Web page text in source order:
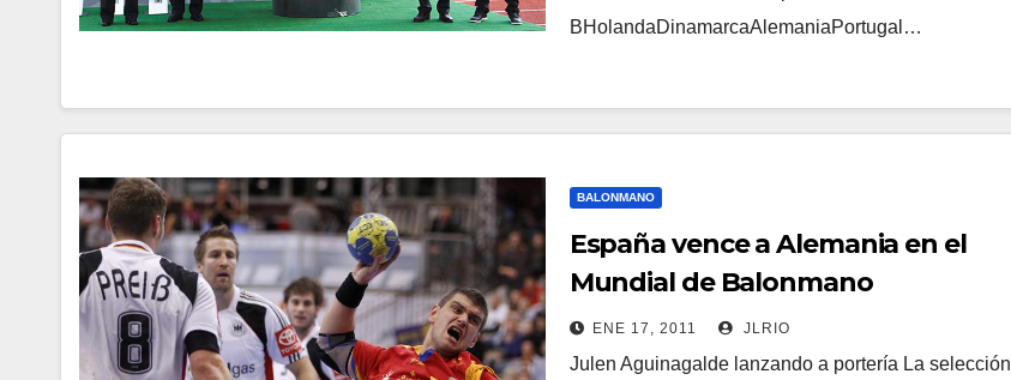
BHolandaDinamarcaAlemaniaPortugal…
BALONMANO
España vence a Alemania en el
Mundial de Balonmano
ENE 17, 2011 JLRIO
Julen Aguinagalde lanzando a portería La selección